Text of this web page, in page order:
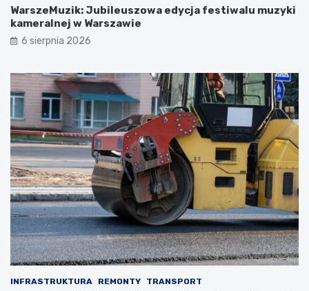
WarszeMuzik: Jubileuszowa edycja festiwalu muzyki
kameralnej w Warszawie
6 sierpnia 2026
INFRASTRUKTURA REMONTY TRANSPORT